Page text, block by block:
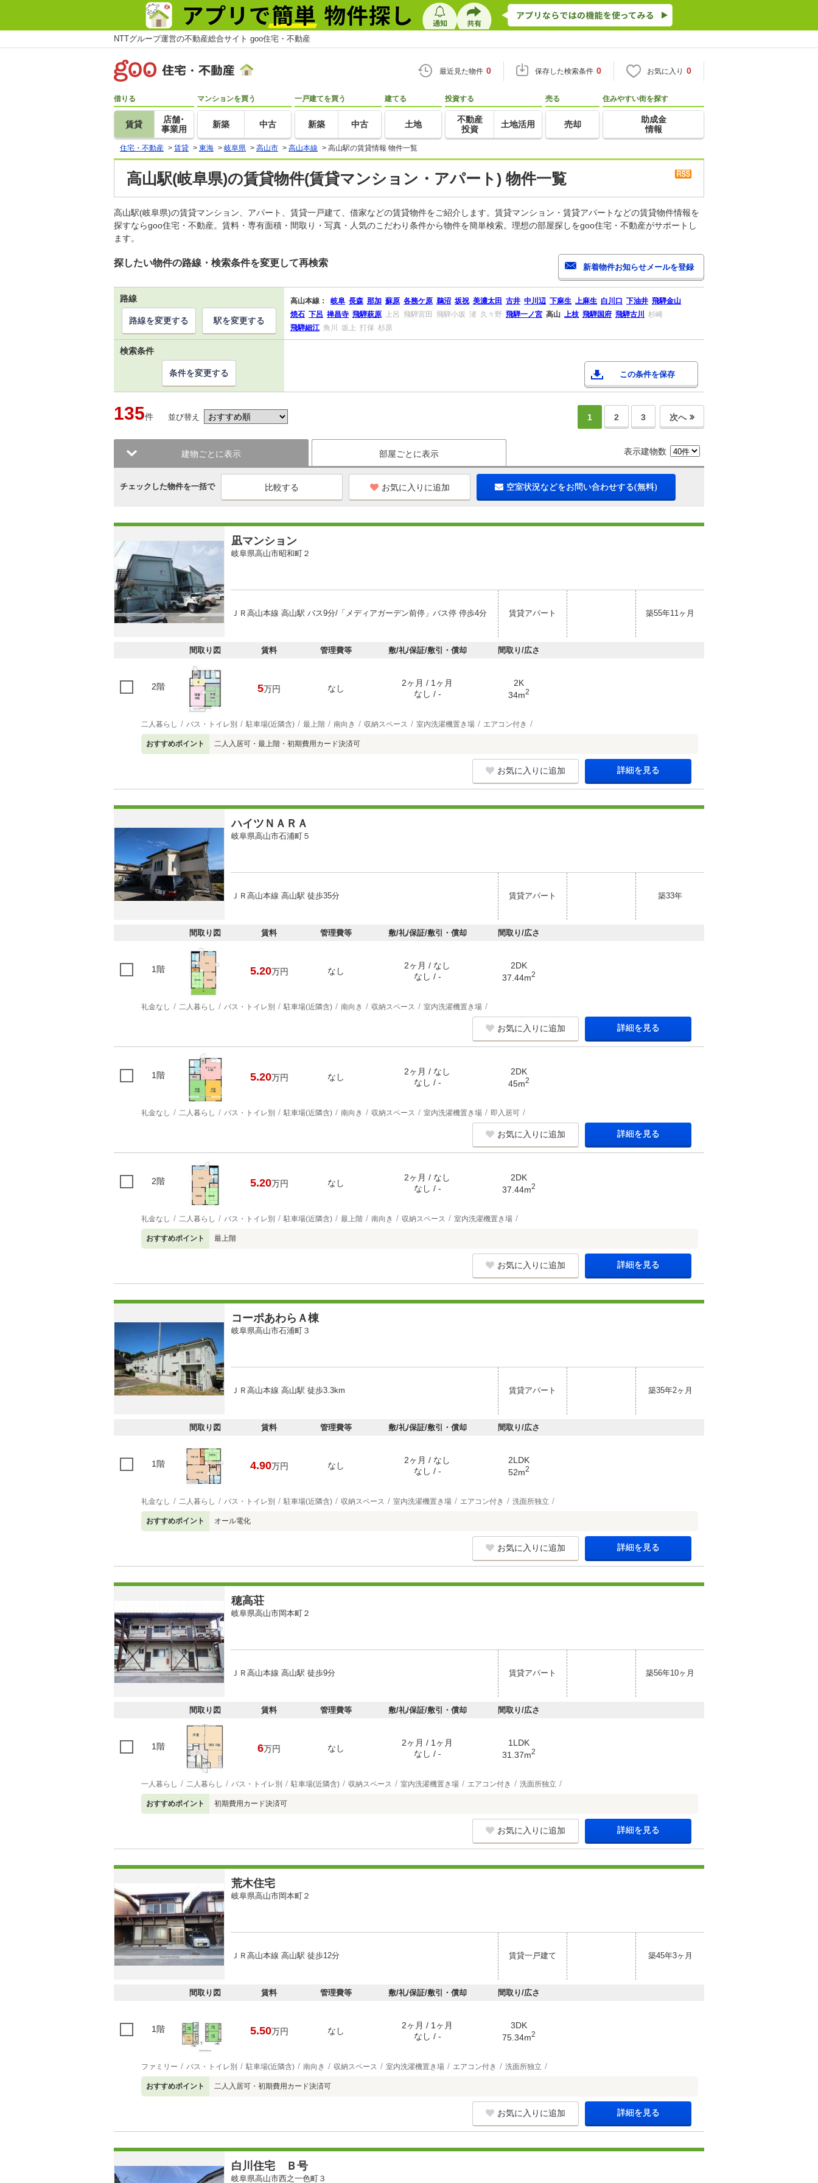
NTTグループ運営の不動産総合サイト goo住宅・不動産
最近見た物件 0 保存した検索条件 0 お気に入り 0
借りる
賃貸
店舗･
事業用
マンションを買う
新築 中古
一戸建てを買う
新築 中古
建てる
土地
投資する
不動産
投資
土地活用
売る
売却
住みやすい街を探す
助成金
情報
住宅・不動産 > 賃貸 > 東海 > 岐阜県 > 高山市 > 高山本線 > 高山駅の賃貸情報 物件一覧
高山駅(岐阜県)の賃貸物件(賃貸マンション・アパート) 物件一覧
高山駅(岐阜県)の賃貸マンション、アパート、賃貸一戸建て、借家などの賃貸物件をご紹介します。賃貸マンション・賃貸アパートなどの賃貸物件情報を
探すならgoo住宅・不動産。賃料・専有面積・間取り・写真・人気のこだわり条件から物件を簡単検索。理想の部屋探しをgoo住宅・不動産がサポートし
ます。
探したい物件の路線・検索条件を変更して再検索
路線 高山本線： 岐阜 長森 那加 蘇原 各務ケ原 鵜沼 坂祝 美濃太田 古井 中川辺 下麻生 上麻生 白川口 下油井 飛騨金山
焼石 下呂 禅昌寺 飛騨萩原 上呂 飛騨宮田 飛騨小坂 渚 久々野 飛騨一ノ宮 高山 上枝 飛騨国府 飛騨古川
杉崎
飛騨細江 角川 坂上 打保 杉原
路線を変更する 駅を変更する
検索条件
この条件を保存
条件を変更する
135件 並び替え 1 2 3 次へ
建物ごとに表示 部屋ごとに表示 表示建物数
チェックした物件を一括で お気に入りに追加 空室状況などをお問い合わせする(無料)
凪マンション
岐阜県高山市昭和町２
ＪＲ高山本線 高山駅 バス9分/「メディアガーデン前停」バス停 停歩4分 賃貸アパート 築55年11ヶ月
間取り図 賃料 管理費等 敷/礼/保証/敷引・償却 間取り/広さ
2階 5万円 なし
2ヶ月 / 1ヶ月
なし / -
2K
34m2
二人暮らし バス・トイレ別 駐車場(近隣含) 最上階 南向き 収納スペース 室内洗濯機置き場 エアコン付き
おすすめポイント 二人入居可・最上階・初期費用カード決済可
お気に入りに追加 詳細を見る
ハイツＮＡＲＡ
岐阜県高山市石浦町５
ＪＲ高山本線 高山駅 徒歩35分 賃貸アパート 築33年
間取り図 賃料 管理費等 敷/礼/保証/敷引・償却 間取り/広さ
1階 5.20万円 なし
2ヶ月 / なし
なし / -
2DK
37.44m2
礼金なし 二人暮らし バス・トイレ別 駐車場(近隣含) 南向き 収納スペース 室内洗濯機置き場
お気に入りに追加 詳細を見る
1階 5.20万円 なし
2ヶ月 / なし
なし / -
2DK
45m2
礼金なし 二人暮らし バス・トイレ別 駐車場(近隣含) 南向き 収納スペース 室内洗濯機置き場 即入居可
お気に入りに追加 詳細を見る
2階 5.20万円 なし
2ヶ月 / なし
なし / -
2DK
37.44m2
礼金なし 二人暮らし バス・トイレ別 駐車場(近隣含) 最上階 南向き 収納スペース 室内洗濯機置き場
おすすめポイント 最上階
お気に入りに追加 詳細を見る
コーポあわらＡ棟
岐阜県高山市石浦町３
ＪＲ高山本線 高山駅 徒歩3.3km 賃貸アパート 築35年2ヶ月
間取り図 賃料 管理費等 敷/礼/保証/敷引・償却 間取り/広さ
1階 4.90万円 なし
2ヶ月 / なし
なし / -
2LDK
52m2
礼金なし 二人暮らし バス・トイレ別 駐車場(近隣含) 収納スペース 室内洗濯機置き場 エアコン付き 洗面所独立
おすすめポイント オール電化
お気に入りに追加 詳細を見る
穂高荘
岐阜県高山市岡本町２
ＪＲ高山本線 高山駅 徒歩9分 賃貸アパート 築56年10ヶ月
間取り図 賃料 管理費等 敷/礼/保証/敷引・償却 間取り/広さ
1階 6万円 なし
2ヶ月 / 1ヶ月
なし / -
1LDK
31.37m2
一人暮らし 二人暮らし バス・トイレ別 駐車場(近隣含) 収納スペース 室内洗濯機置き場 エアコン付き 洗面所独立
おすすめポイント 初期費用カード決済可
お気に入りに追加 詳細を見る
荒木住宅
岐阜県高山市岡本町２
ＪＲ高山本線 高山駅 徒歩12分 賃貸一戸建て 築45年3ヶ月
間取り図 賃料 管理費等 敷/礼/保証/敷引・償却 間取り/広さ
1階 5.50万円 なし
2ヶ月 / 1ヶ月
なし / -
3DK
75.34m2
ファミリー バス・トイレ別 駐車場(近隣含) 南向き 収納スペース 室内洗濯機置き場 エアコン付き 洗面所独立
おすすめポイント 二人入居可・初期費用カード決済可
お気に入りに追加 詳細を見る
白川住宅 Ｂ号
岐阜県高山市西之一色町３